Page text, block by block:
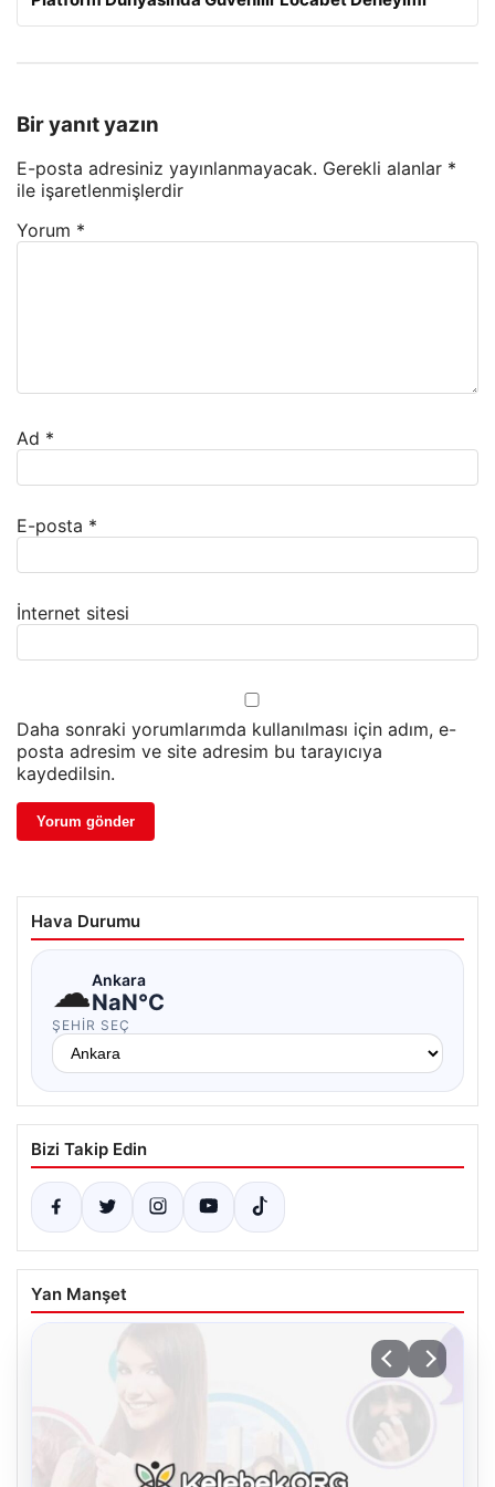
Bir yanıt yazın
E-posta adresiniz yayınlanmayacak. Gerekli alanlar *
ile işaretlenmişlerdir
Yorum *
Ad *
E-posta *
İnternet sitesi
Daha sonraki yorumlarımda kullanılması için adım, e-
posta adresim ve site adresim bu tarayıcıya
kaydedilsin.
Hava Durumu
☁Ankara
NaN°C
ŞEHIR SEÇ
Bizi Takip Edin
Yan Manşet